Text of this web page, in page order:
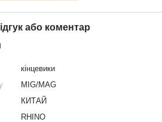
або коментар
кінцевики
MIG/MAG
КИТАЙ
RHINO